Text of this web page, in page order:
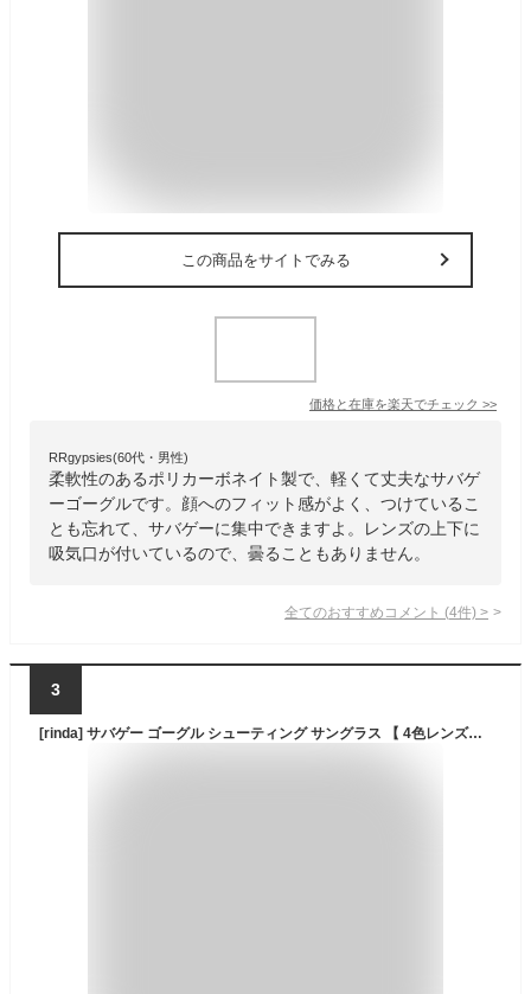
この商品をサイトでみる
価格と在庫を楽天でチェック >>
RRgypsies(60代・男性)
柔軟性のあるポリカーボネイト製で、軽くて丈夫なサバゲ
ーゴーグルです。顔へのフィット感がよく、つけているこ
とも忘れて、サバゲーに集中できますよ。レンズの上下に
吸気口が付いているので、曇ることもありません。
全てのおすすめコメント (4件) >
3
[rinda] サバゲー ゴーグル シューティング サングラス 【 4色レンズ付 11点セット 】 タクティカル スポーツ グラス 偏光レンズ アウトドア 装備